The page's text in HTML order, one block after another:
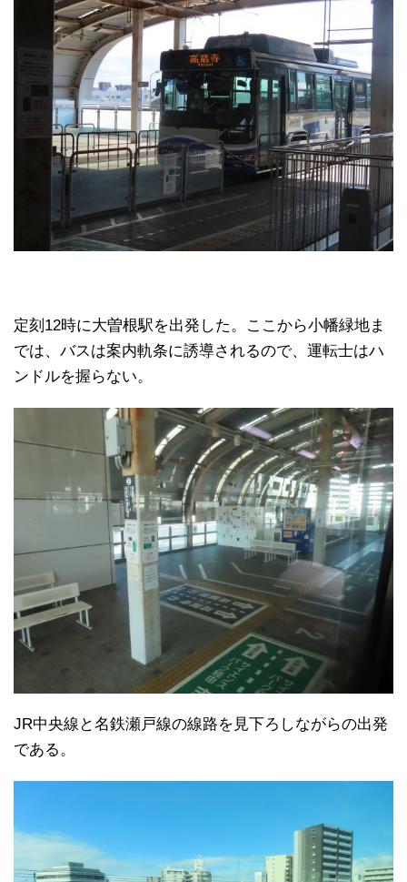
定刻12時に大曽根駅を出発した。ここから小幡緑地ま
では、バスは案内軌条に誘導されるので、運転士はハ
ンドルを握らない。
JR中央線と名鉄瀬戸線の線路を見下ろしながらの出発
である。